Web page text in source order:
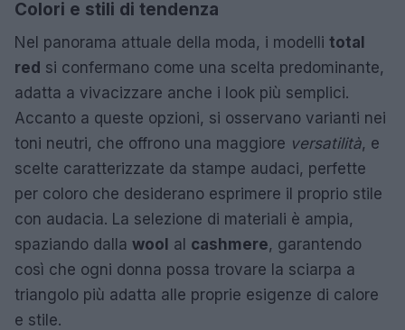
Colori e stili di tendenza
Nel panorama attuale della moda, i modelli total
red si confermano come una scelta predominante,
adatta a vivacizzare anche i look più semplici.
Accanto a queste opzioni, si osservano varianti nei
toni neutri, che offrono una maggiore versatilità, e
scelte caratterizzate da stampe audaci, perfette
per coloro che desiderano esprimere il proprio stile
con audacia. La selezione di materiali è ampia,
spaziando dalla wool al cashmere, garantendo
così che ogni donna possa trovare la sciarpa a
triangolo più adatta alle proprie esigenze di calore
e stile.